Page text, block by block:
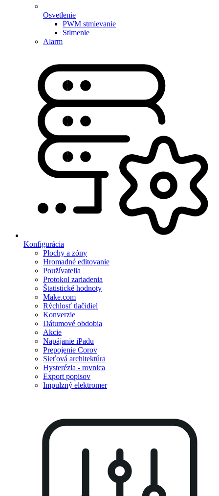
Osvetlenie
PWM stmievanie
Stlmenie
Alarm
Konfigurácia
Plochy a zóny
Hromadné editovanie
Používatelia
Protokol zariadenia
Štatistické hodnoty
Make.com
Rýchlosť tlačidiel
Konverzie
Dátumové obdobia
Akcie
Napájanie iPadu
Prepojenie Corov
Sieťová architektúra
Hysterézia - rovnica
Export popisov
Impulzný elektromer